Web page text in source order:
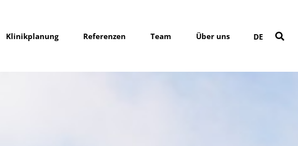
Klinikplanung Referenzen Team Über uns DE